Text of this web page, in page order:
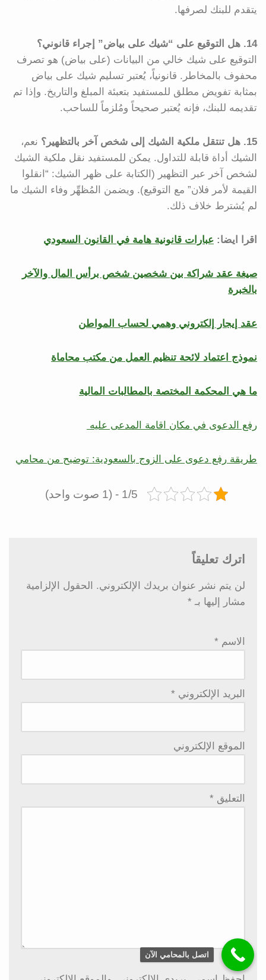
يتقدم للبنك لصرفها.
14. هل التوقيع على “شيك على بياض” إجراء قانوني؟
التوقيع على شيك خالي من البيانات (على بياض) هو تصرف
محفوف بالمخاطر. قانونياً، يُعتبر تسليم شيك على بياض
بمثابة تفويض مطلق للمستفيد بتعبئة المبلغ والتاريخ. وإذا تم
تقديمه للبنك، فإنه يُعتبر صحيحاً ومُلزماً للساحب.
15. هل تنتقل ملكية الشيك إلى شخص آخر بالتظهير؟
نعم،
الشيك أداة قابلة للتداول. يمكن للمستفيد نقل ملكية الشيك
لشخص آخر عبر التظهير (الكتابة على ظهر الشيك: “انقلوا
القيمة لأمر فلان” مع التوقيع). ويضمن المُظهِّر وفاء الشيك ما
لم يُشترط خلاف ذلك.
اقرا ايضا: عبارات قانونية هامة في القانون السعودي
صيغة عقد شراكة بين شخصين شخص برأس المال والآخر
بالخبرة
عقد إيجار إلكتروني وهمي لحساب المواطن
نموذج اعتماد لائحة تنظيم العمل من مكتب محاماة
ما هي المحكمة المختصة بالمطالبات المالية
رفع الدعوى في مكان اقامة المدعى عليه
طريقة رفع دعوى على الزوج بالسعودية: توضيح من محامي
1/5 - (1 صوت واحد)
اترك تعليقاً
لن يتم نشر عنوان بريدك الإلكتروني.
الحقول الإلزامية
مشار إليها بـ *
الاسم *
البريد الإلكتروني *
الموقع الإلكتروني
التعليق *
اتصل بالمحامي الآن